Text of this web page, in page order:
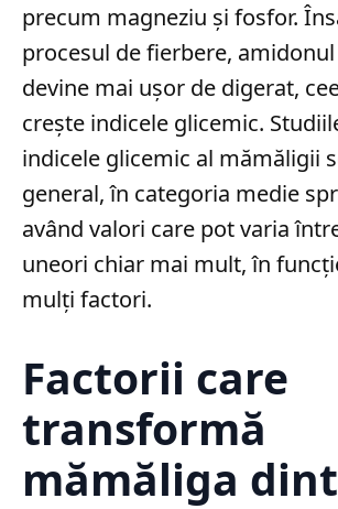
precum magneziu și fosfor.
procesul de fierbere,
devine mai ușor de digerat,
crește indicele glicemic.
indicele glicemic al mămăligii
general, în categoria medie
având valori care pot varia
uneori chiar mai mult, în
mulți factori.
Factorii care
transformă
mămăliga